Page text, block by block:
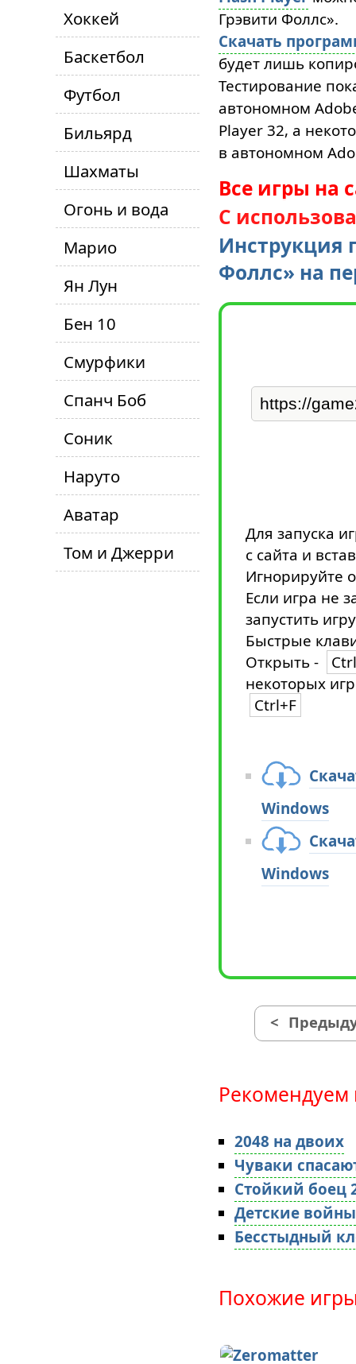
Хоккей
Баскетбол
Футбол
Бильярд
Шахматы
Огонь и вода
Марио
Ян Лун
Бен 10
Смурфики
Спанч Боб
Соник
Наруто
Аватар
Том и Джерри
Грэвити Фоллс».
Скачать
будет лишь
Тестирование
автономном
Player 32, а
в автономном
Все игры на
С
Инструкция
Фоллс» на
Для запуска
с сайта и
Игнорируйте
Если игра не
запустить
Быстрые
Открыть -
некоторых
Ctrl+F
Windows
Windows
<
Рекомендуем
2048 на двоих
Чуваки
Стойкий боец
Детские войны
Бесстыдный
Похожие